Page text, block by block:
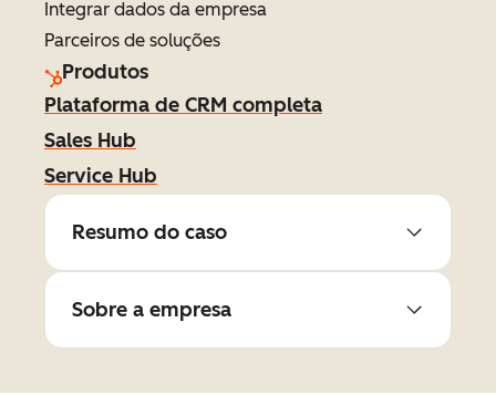
Integrar dados da empresa
Parceiros de soluções
Produtos
Plataforma de CRM completa
Sales Hub
Service Hub
Resumo do caso
Sobre a empresa